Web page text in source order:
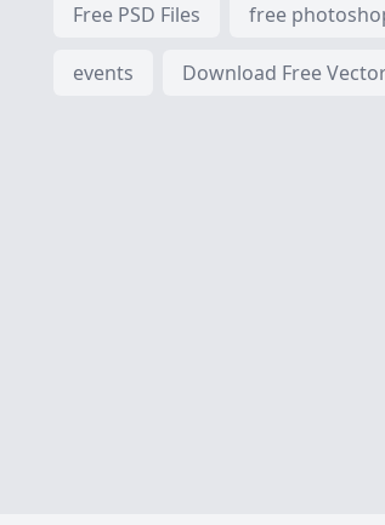
Free PSD Files free
events Download Free